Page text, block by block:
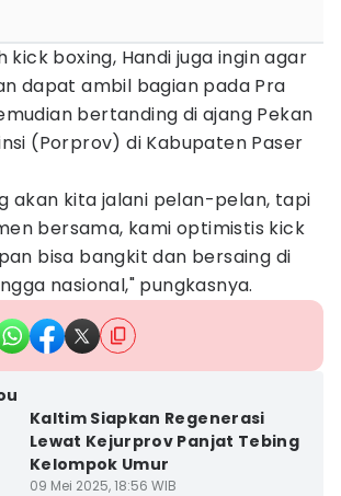
kick boxing, Handi juga ingin agar
dapat ambil bagian pada Pra
bertanding di ajang Pekan
(Porprov) di Kabupaten Paser
akan kita jalani pelan-pelan, tapi
bersama, kami optimistis kick
bisa bangkit dan bersaing di
nasional," pungkasnya.
Kaltim Siapkan Regenerasi
Lewat Kejurprov Panjat Tebing
Kelompok Umur
09 Mei 2025, 18:56 WIB